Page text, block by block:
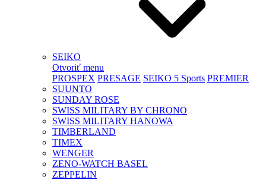
SEIKO
Otvoriť menu
PROSPEX PRESAGE SEIKO 5 Sports PREMIER
SUUNTO
SUNDAY ROSE
SWISS MILITARY BY CHRONO
SWISS MILITARY HANOWA
TIMBERLAND
TIMEX
WENGER
ZENO-WATCH BASEL
ZEPPELIN